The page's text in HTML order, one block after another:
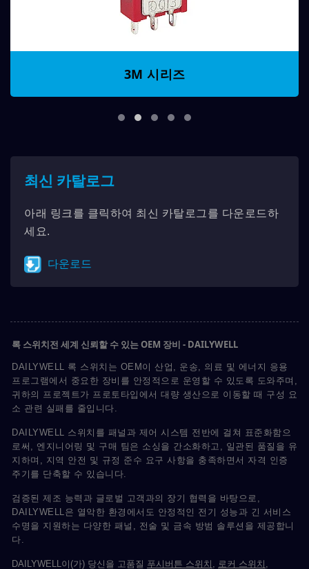
3M 시리즈
최신 카탈로그
아래 링크를 클릭하여 최신 카탈로그를 다운로드하
세요.
다운로드
록 스위치전 세계 신뢰할 수 있는 OEM 장비 - DAILYWELL
DAILYWELL 록 스위치는 OEM이 산업, 운송, 의료 및 에너지 응용
프로그램에서 중요한 장비를 안정적으로 운영할 수 있도록 도와주며,
귀하의 프로젝트가 프로토타입에서 대량 생산으로 이동할 때 구성 요
소 관련 실패를 줄입니다.
DAILYWELL 스위치를 패널과 제어 시스템 전반에 걸쳐 표준화함으
로써, 엔지니어링 및 구매 팀은 소싱을 간소화하고, 일관된 품질을 유
지하며, 지역 안전 및 규정 준수 요구 사항을 충족하면서 자격 인증
주기를 단축할 수 있습니다.
검증된 제조 능력과 글로벌 고객과의 장기 협력을 바탕으로,
DAILYWELL은 열악한 환경에서도 안정적인 전기 성능과 긴 서비스
수명을 지원하는 다양한 패널, 전술 및 금속 방범 솔루션을 제공합니
다.
DAILYWELL이(가) 당신을 고품질 푸시버튼 스위치 로커 스위치